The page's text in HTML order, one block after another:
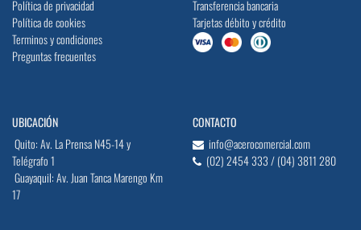
Política de privacidad
Política de cookies
Terminos y condiciones
Preguntas frecuentes
Transferencia bancaria
Tarjetas débito y crédito
UBICACIÓN
Quito: Av. La Prensa N45-14 y
Telégrafo 1
Guayaquil: Av. Juan Tanca Marengo Km
17
CONTACTO
info@acerocomercial.com
(02) 2454 333 / (04) 3811 280